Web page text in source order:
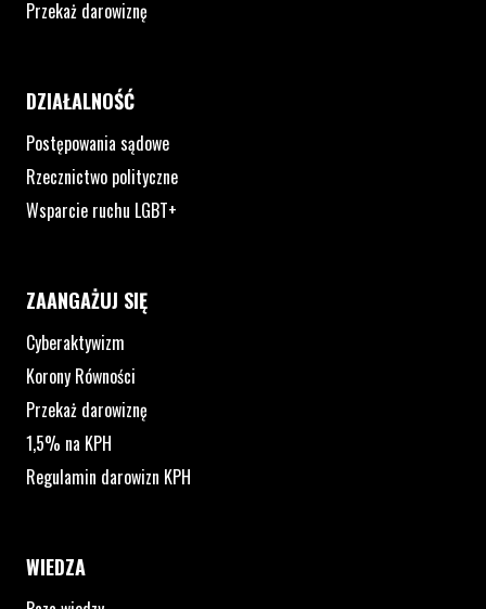
Przekaż darowiznę
DZIAŁALNOŚĆ
Postępowania sądowe
Rzecznictwo polityczne
Wsparcie ruchu LGBT+
ZAANGAŻUJ SIĘ
Cyberaktywizm
Korony Równości
Przekaż darowiznę
1,5% na KPH
Regulamin darowizn KPH
WIEDZA